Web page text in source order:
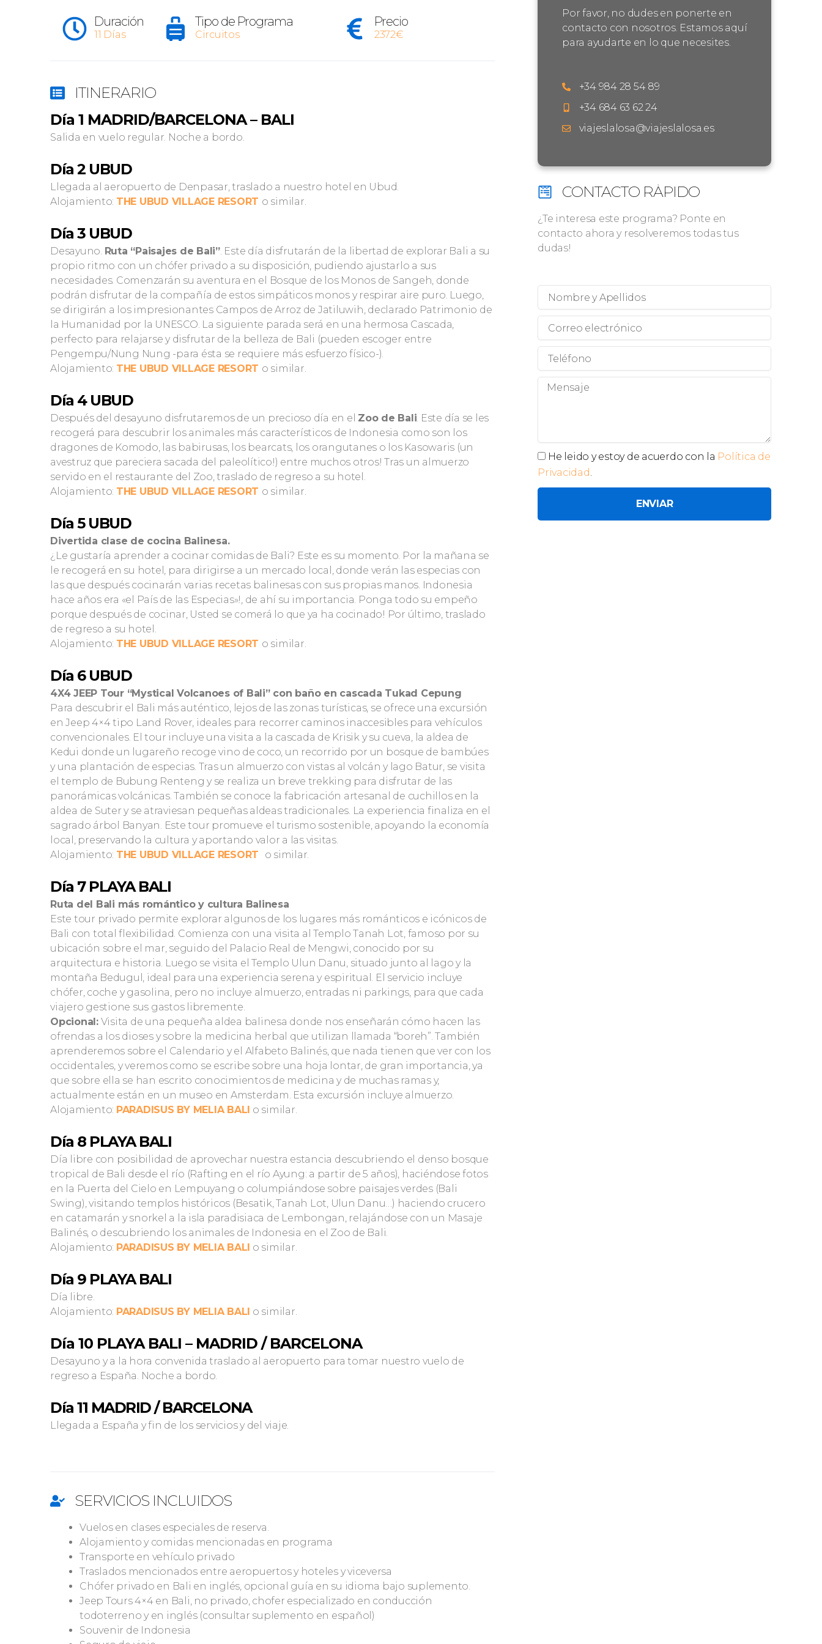
Duración
11 Días
Tipo de Programa
Circuitos
Precio
2372€
ITINERARIO
Día 1 MADRID/BARCELONA – BALI
Salida en vuelo regular. Noche a bordo.
Día 2 UBUD
Llegada al aeropuerto de Denpasar, traslado a nuestro hotel en Ubud.
Alojamiento: THE UBUD VILLAGE RESORT o similar.
Día 3 UBUD
Desayuno. Ruta “Paisajes de Bali”. Este día disfrutarán de la libertad de explorar Bali a su
propio ritmo con un chófer privado a su disposición, pudiendo ajustarlo a sus
necesidades. Comenzarán su aventura en el Bosque de los Monos de Sangeh, donde
podrán disfrutar de la compañía de estos simpáticos monos y respirar aire puro. Luego,
se dirigirán a los impresionantes Campos de Arroz de Jatiluwih, declarado Patrimonio de
la Humanidad por la UNESCO. La siguiente parada será en una hermosa Cascada,
perfecto para relajarse y disfrutar de la belleza de Bali (pueden escoger entre
Pengempu/Nung Nung -para ésta se requiere más esfuerzo físico-).
Alojamiento: THE UBUD VILLAGE RESORT o similar.
Día 4 UBUD
Después del desayuno disfrutaremos de un precioso día en el Zoo de Bali. Este día se les
recogerá para descubrir los animales más característicos de Indonesia como son los
dragones de Komodo, las babirusas, los bearcats, los orangutanes o los Kasowaris (un
avestruz que pareciera sacada del paleolítico!) entre muchos otros! Tras un almuerzo
servido en el restaurante del Zoo, traslado de regreso a su hotel.
Alojamiento: THE UBUD VILLAGE RESORT o similar.
Día 5 UBUD
Divertida clase de cocina Balinesa.
¿Le gustaría aprender a cocinar comidas de Bali? Este es su momento. Por la mañana se
le recogerá en su hotel, para dirigirse a un mercado local, donde verán las especias con
las que después cocinarán varias recetas balinesas con sus propias manos. Indonesia
hace años era «el País de las Especias»!, de ahí su importancia. Ponga todo su empeño
porque después de cocinar, Usted se comerá lo que ya ha cocinado! Por último, traslado
de regreso a su hotel.
Alojamiento: THE UBUD VILLAGE RESORT o similar.
Día 6 UBUD
4X4 JEEP Tour “Mystical Volcanoes of Bali” con baño en cascada Tukad Cepung
Para descubrir el Bali más auténtico, lejos de las zonas turísticas, se ofrece una excursión
en Jeep 4×4 tipo Land Rover, ideales para recorrer caminos inaccesibles para vehículos
convencionales. El tour incluye una visita a la cascada de Krisik y su cueva, la aldea de
Kedui donde un lugareño recoge vino de coco, un recorrido por un bosque de bambúes
y una plantación de especias. Tras un almuerzo con vistas al volcán y lago Batur, se visita
el templo de Bubung Renteng y se realiza un breve trekking para disfrutar de las
panorámicas volcánicas. También se conoce la fabricación artesanal de cuchillos en la
aldea de Suter y se atraviesan pequeñas aldeas tradicionales. La experiencia finaliza en el
sagrado árbol Banyan. Este tour promueve el turismo sostenible, apoyando la economía
local, preservando la cultura y aportando valor a las visitas.
Alojamiento: THE UBUD VILLAGE RESORT o similar.
Día 7 PLAYA BALI
Ruta del Bali más romántico y cultura Balinesa
Este tour privado permite explorar algunos de los lugares más románticos e icónicos de
Bali con total flexibilidad. Comienza con una visita al Templo Tanah Lot, famoso por su
ubicación sobre el mar, seguido del Palacio Real de Mengwi, conocido por su
arquitectura e historia. Luego se visita el Templo Ulun Danu, situado junto al lago y la
montaña Bedugul, ideal para una experiencia serena y espiritual. El servicio incluye
chófer, coche y gasolina, pero no incluye almuerzo, entradas ni parkings, para que cada
viajero gestione sus gastos libremente.
Opcional:Visita de una pequeña aldea balinesa donde nos enseñarán cómo hacen las
ofrendas a los dioses y sobre la medicina herbal que utilizan llamada “boreh”. También
aprenderemos sobre el Calendario y el Alfabeto Balinés, que nada tienen que ver con los
occidentales, y veremos como se escribe sobre una hoja lontar, de gran importancia, ya
que sobre ella se han escrito conocimientos de medicina y de muchas ramas y,
actualmente están en un museo en Amsterdam. Esta excursión incluye almuerzo.
Alojamiento: PARADISUS BY MELIA BALI o similar.
Día 8 PLAYA BALI
Día libre con posibilidad de aprovechar nuestra estancia descubriendo el denso bosque
tropical de Bali desde el río (Rafting en el río Ayung: a partir de 5 años), haciéndose fotos
en la Puerta del Cielo en Lempuyang o columpiándose sobre paisajes verdes (Bali
Swing), visitando templos históricos (Besatik, Tanah Lot, Ulun Danu…) haciendo crucero
en catamarán y snorkel a la isla paradisiaca de Lembongan, relajándose con un Masaje
Balinés, o descubriendo los animales de Indonesia en el Zoo de Bali.
Alojamiento: PARADISUS BY MELIA BALI o similar.
Día 9 PLAYA BALI
Día libre.
Alojamiento: PARADISUS BY MELIA BALI o similar.
Día 10 PLAYA BALI – MADRID / BARCELONA
Desayuno y a la hora convenida traslado al aeropuerto para tomar nuestro vuelo de
regreso a España. Noche a bordo.
Día 11 MADRID / BARCELONA
Llegada a España y fin de los servicios y del viaje.
SERVICIOS INCLUIDOS
Vuelos en clases especiales de reserva.
Alojamiento y comidas mencionadas en programa
Transporte en vehículo privado
Traslados mencionados entre aeropuertos y hoteles y viceversa
Chófer privado en Bali en inglés, opcional guía en su idioma bajo suplemento.
Jeep Tours 4×4 en Bali, no privado, chofer especializado en conducción
todoterreno y en inglés (consultar suplemento en español)
Souvenir de Indonesia
Por favor, no dudes en ponerte en
contacto con nosotros. Estamos aquí
para ayudarte en lo que necesites.
+34 984 28 54 89
+34 684 63 62 24
viajeslalosa@viajeslalosa.es
CONTACTO RÁPIDO
¿Te interesa este programa? Ponte en
contacto ahora y resolveremos todas tus
dudas!
Nombre
y
Apellidos
Correo
electrónico
Teléfono
Mensaje
Privacidad
He leido y estoy de acuerdo con la Política de
Privacidad.
ENVIAR